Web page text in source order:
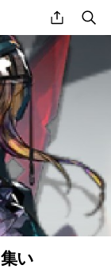
share
い